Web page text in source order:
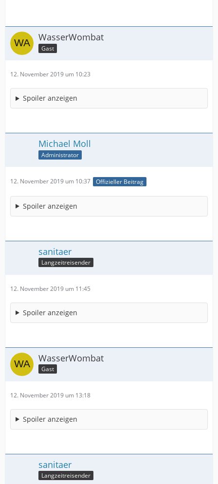
WasserWombat
Gast
12. November 2019 um 10:23
Spoiler anzeigen
Michael Moll
Administrator
12. November 2019 um 10:37 Offizieller Beitrag
Spoiler anzeigen
sanitaer
Langzeitreisender
12. November 2019 um 11:45
Spoiler anzeigen
WasserWombat
Gast
12. November 2019 um 13:18
Spoiler anzeigen
sanitaer
Langzeitreisender